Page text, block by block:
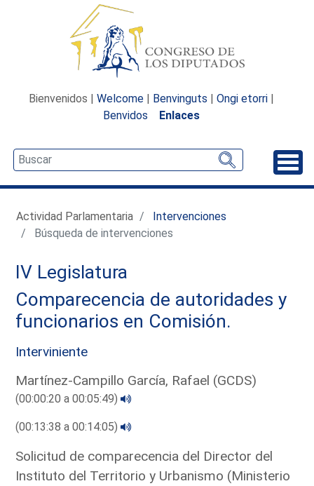
Bienvenidos | Welcome | Benvinguts | Ongi etorri |
Benvidos
Enlaces
Actividad Parlamentaria
Intervenciones
Búsqueda de intervenciones
IV Legislatura
Comparecencia de autoridades y
funcionarios en Comisión.
Interviniente
Martínez-Campillo García, Rafael (GCDS)
(00:00:20 a 00:05:49)
(00:13:38 a 00:14:05)
Solicitud de comparecencia del Director del
Instituto del Territorio y Urbanismo (Ministerio